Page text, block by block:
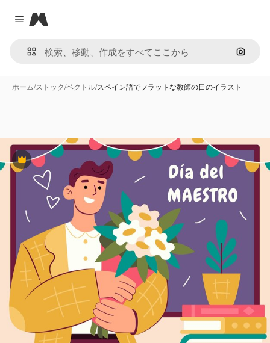
Close menu
Magnific
画像で
ホーム/ストック/ベクトル/スペイン語でフラットな教師の日のイラスト
Premium